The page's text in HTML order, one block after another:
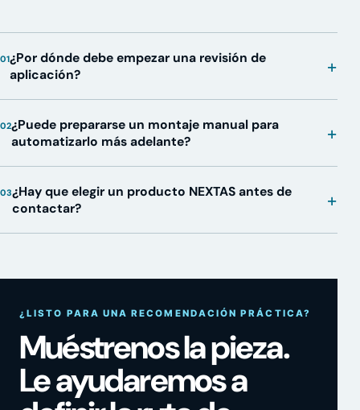
01¿Por dónde debe empezar una revisión de
aplicación?
+
02¿Puede prepararse un montaje manual para
automatizarlo más adelante?
+
03¿Hay que elegir un producto NEXTAS antes de
contactar?
+
¿LISTO PARA UNA RECOMENDACIÓN PRÁCTICA?
Muéstrenos la pieza.
Le ayudaremos a